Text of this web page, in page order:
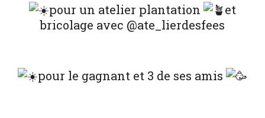
pour un atelier plantation
et
bricolage avec @ate_lierdesfees
pour le gagnant et 3 de ses amis